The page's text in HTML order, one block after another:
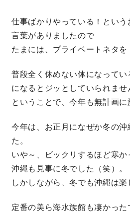
営業時間／10:00～20:00
タップで電話を
来店・見
OWNER’S SITE オ
nattokuグループコーポ
仕事ばかりやっている！とい
言葉がありましたので
たまには、プライベートネタを
普段全く休めない体になって
になるとジッとしていられませ
ということで、今年も無計画に
今年は、お正月になぜか冬の
た。
いや～、ビックリするほど寒か
沖縄も見事に冬でした（笑）。
しかしながら、冬でも沖縄は楽
定番の美ら海水族館も凄かった